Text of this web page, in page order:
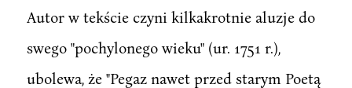
Autor w tekście czyni kilkakrotnie aluzje do
swego "pochylonego wieku" (ur. 1751 r.),
ubolewa, że "Pegaz nawet przed starym Poetą